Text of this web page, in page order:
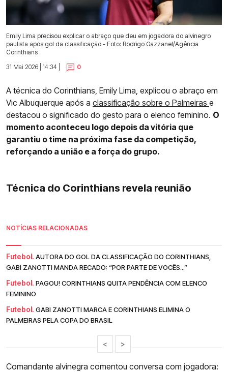
Emily Lima precisou explicar o abraço que deu em jogadora do alvinegro
paulista após gol da classificação - Foto: Rodrigo Gazzanel/Agência
Corinthians
31 Mai 2026 | 14:34 |
0
A técnica do Corinthians, Emily Lima, explicou o abraço em
Vic Albuquerque após a classificação sobre o Palmeiras e
destacou o significado do gesto para o elenco feminino. O
momento aconteceu logo depois da vitória que
garantiu o time na próxima fase da competição,
reforçando a união e a força do grupo.
Técnica do Corinthians revela reunião
NOTÍCIAS RELACIONADAS
Futebol. AUTORA DO GOL DA CLASSIFICAÇÃO DO CORINTHIANS,
GABI ZANOTTI MANDA RECADO: “POR PARTE DE VOCÊS...”
Futebol. PAGOU! CORINTHIANS QUITA PENDÊNCIA COM ELENCO
FEMININO
Futebol. GABI ZANOTTI MARCA E CORINTHIANS ELIMINA O
PALMEIRAS PELA COPA DO BRASIL
< >
Comandante alvinegra comentou conversa com jogadora: